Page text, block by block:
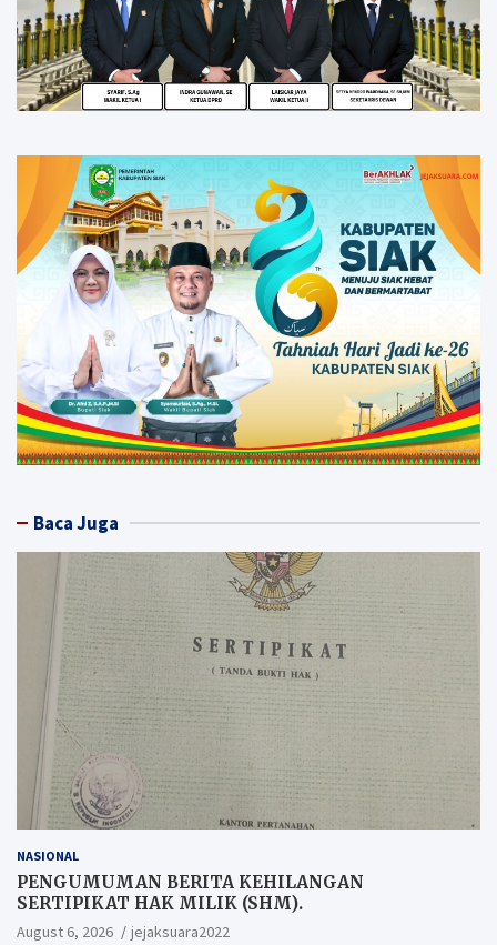
Baca Juga
NASIONAL
PENGUMUMAN BERITA KEHILANGAN
SERTIPIKAT HAK MILIK (SHM).
August 6, 2026 jejaksuara2022